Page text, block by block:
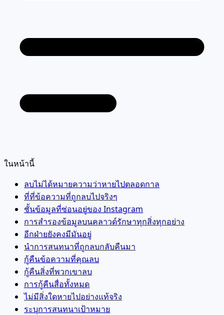
ในหน้านี้
ลบไม่ได้หมายความว่าหายไปตลอดกาล
ที่ที่ข้อความที่ถูกลบไปจริงๆ
ชั้นข้อมูลที่ซ่อนอยู่ของ Instagram
การสำรองข้อมูลบนคลาวด์รักษาทุกสิ่งทุกอย่าง
อีกฝ่ายยังคงมีมันอยู่
นำการสนทนาที่ถูกลบกลับคืนมา
กู้คืนข้อความที่คุณลบ
กู้คืนสิ่งที่พวกเขาลบ
การกู้คืนสื่อทั้งหมด
ไม่มีสิ่งใดหายไปอย่างแท้จริง
ระบุการสนทนาเป้าหมาย